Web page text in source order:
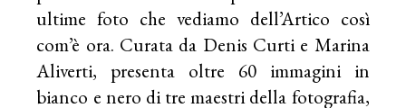
ultime foto che vediamo dell’Artico così
com’è ora. Curata da Denis Curti e Marina
Aliverti, presenta oltre 60 immagini in
bianco e nero di tre maestri della fotografia,